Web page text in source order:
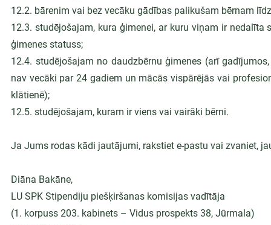
12.2. bārenim vai bez vecāku gādības palikušam bērnam
12.3. studējošajam, kura ģimenei, ar kuru viņam ir
ģimenes statuss;
12.4. studējošajam no daudzbērnu ģimenes (arī
nav vecāki par 24 gadiem un mācās vispārējās vai
klātienē);
12.5. studējošajam, kuram ir viens vai vairāki bērni.
Ja Jums rodas kādi jautājumi, rakstiet e-pastu vai zvaniet,
Diāna Bakāne,
LU SPK Stipendiju piešķiršanas komisijas vadītāja
(1. korpuss 203. kabinets – Vidus prospekts 38, Jūrmala)